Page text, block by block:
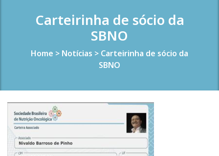
Carteirinha de sócio da
SBNO
Home > Notícias > Carteirinha de sócio da
SBNO